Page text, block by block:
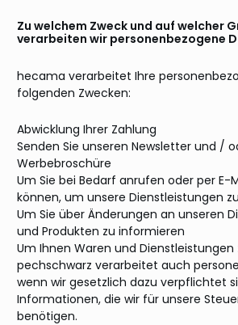
Zu welchem ​​Zweck und auf welcher
verarbeiten wir personenbezogene
hecama verarbeitet Ihre
folgenden Zwecken:
Abwicklung Ihrer Zahlung
Senden Sie unseren Newsletter und /
Werbebroschüre
Um Sie bei Bedarf anrufen oder per E-
können, um unsere Dienstleistungen
Um Sie über Änderungen an unseren
und Produkten zu informieren
Um Ihnen Waren und Dienstleistungen
pechschwarz verarbeitet auch
wenn wir gesetzlich dazu verpflichtet
Informationen, die wir für unsere
benötigen.